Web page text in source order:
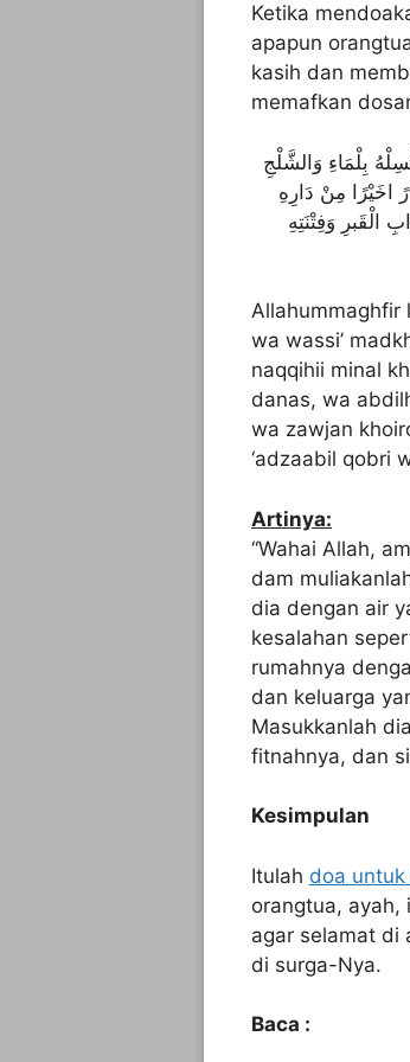
Ketika
apapun
kasih dan
memafkan
بِلْمَاءِ وَالشَّلْجِ
اخَيْرًا مِنْ دَارِهِ
الْقَبرِ وَفِتْنَتِهِ
Allahummaghfir
wa wassi’
naqqihii minal
danas, wa
wa zawjan
‘adzaabil qobri
Artinya:
“Wahai Allah,
dam
dia dengan air
kesalahan
rumahnya
dan keluarga
Masukkanlah
fitnahnya, dan
Kesimpulan
Itulah doa
orangtua, ayah,
agar selamat di
di surga-Nya.
Baca :